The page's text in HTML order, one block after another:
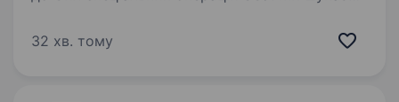
різними професіями, адже кожен навик може
32 хв. тому